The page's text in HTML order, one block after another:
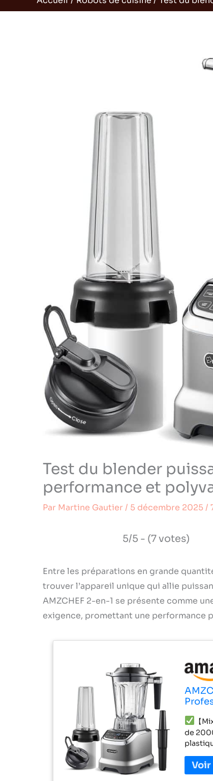
Test du blender
performance et
Par Martine Gautier / 5 décembre 2025/
5/5 - (7 votes)
Entre les préparations en grande
trouver l’appareil unique qui allie
AMZCHEF 2-en-1 se présente comme
exigence, promettant une performance
【
de
durée
pour